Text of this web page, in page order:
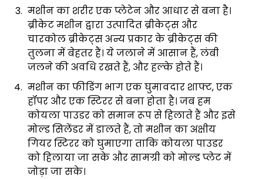
मशीन का शरीर एक प्लेटेन और आधार से बना है।
ब्रीकेट मशीन द्वारा उत्पादित ब्रीकेट्स और
चारकोल ब्रीकेट्स अन्य प्रकार के ब्रीकेट्स की
तुलना में बेहतर हैं। ये जलाने में आसान हैं, लंबी
जलने की अवधि रखते हैं, और हल्के होते हैं।
मशीन का फीडिंग भाग एक घुमावदार शाफ्ट, एक
हॉपर और एक स्टिरर से बना होता है। जब हम
कोयला पाउडर को समान रूप से हिलाते हैं और इसे
मोल्ड सिलेंडर में डालते हैं, तो मशीन का अक्षीय
गियर स्टिरर को घुमाएगा ताकि कोयला पाउडर
को हिलाया जा सके और सामग्री को मोल्ड प्लेट में
जोड़ा जा सके।